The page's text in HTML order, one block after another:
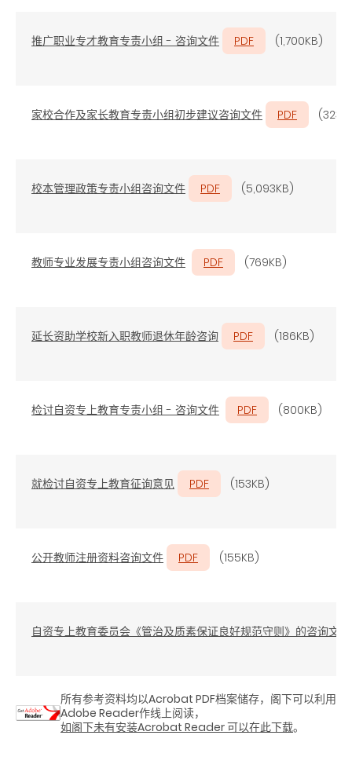
推广职业专才教育专责小组 - 咨询文件 PDF (1,700KB)
家校合作及家长教育专责小组初步建议咨询文件 PDF
校本管理政策专责小组咨询文件 PDF (5,093KB)
教师专业发展专责小组咨询文件 PDF (769KB)
延长资助学校新入职教师退休年龄咨询 PDF (186KB)
检讨自资专上教育专责小组 - 咨询文件 PDF (800KB)
就检讨自资专上教育征询意见 PDF (153KB)
公开教师注册资料咨询文件 PDF (155KB)
自资专上教育委员会《管治及质素保证良好规范守则》的咨询文件
所有参考资料均以Acrobat PDF档案储存，阁下可以利用
Adobe Reader作线上阅读，
如阁下未有安装Acrobat Reader 可以在此下载。